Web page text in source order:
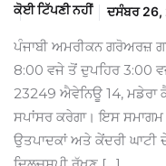
ਕੋਈ ਟਿੱਪਣੀ ਨਹੀਂ ਦਸੰਬਰ 26,
ਪੰਜਾਬੀ ਅਮਰੀਕਨ ਗਰੋਅਰਜ਼
8:00 ਵਜੇ ਤੋਂ ਦੁਪਹਿਰ 3:00
23249 ਐਵੇਨਿਊ 14, ਮਡੇਰਾ
ਸਪਾਂਸਰ ਕਰੇਗਾ। ਇਸ
ਉਤਪਾਦਕਾਂ ਅਤੇ ਕੇਂਦਰੀ ਘਾਟੀ